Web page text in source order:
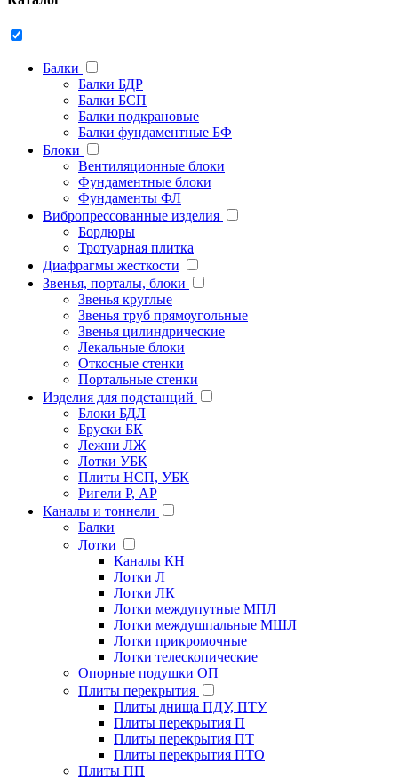
Балки
Балки БДР
Балки БСП
Балки подкрановые
Балки фундаментные БФ
Блоки
Вентиляционные блоки
Фундаментные блоки
Фундаменты ФЛ
Вибропрессованные изделия
Бордюры
Тротуарная плитка
Диафрагмы жесткости
Звенья, порталы, блоки
Звенья круглые
Звенья труб прямоугольные
Звенья цилиндрические
Лекальные блоки
Откосные стенки
Портальные стенки
Изделия для подстанций
Блоки БДЛ
Бруски БК
Лежни ЛЖ
Лотки УБК
Плиты НСП, УБК
Ригели Р, АР
Каналы и тоннели
Балки
Лотки
Каналы КН
Лотки Л
Лотки ЛК
Лотки междупутные МПЛ
Лотки междушпальные МШЛ
Лотки прикромочные
Лотки телескопические
Опорные подушки ОП
Плиты перекрытия
Плиты днища ПДУ, ПТУ
Плиты перекрытия П
Плиты перекрытия ПТ
Плиты перекрытия ПТО
Плиты ПП